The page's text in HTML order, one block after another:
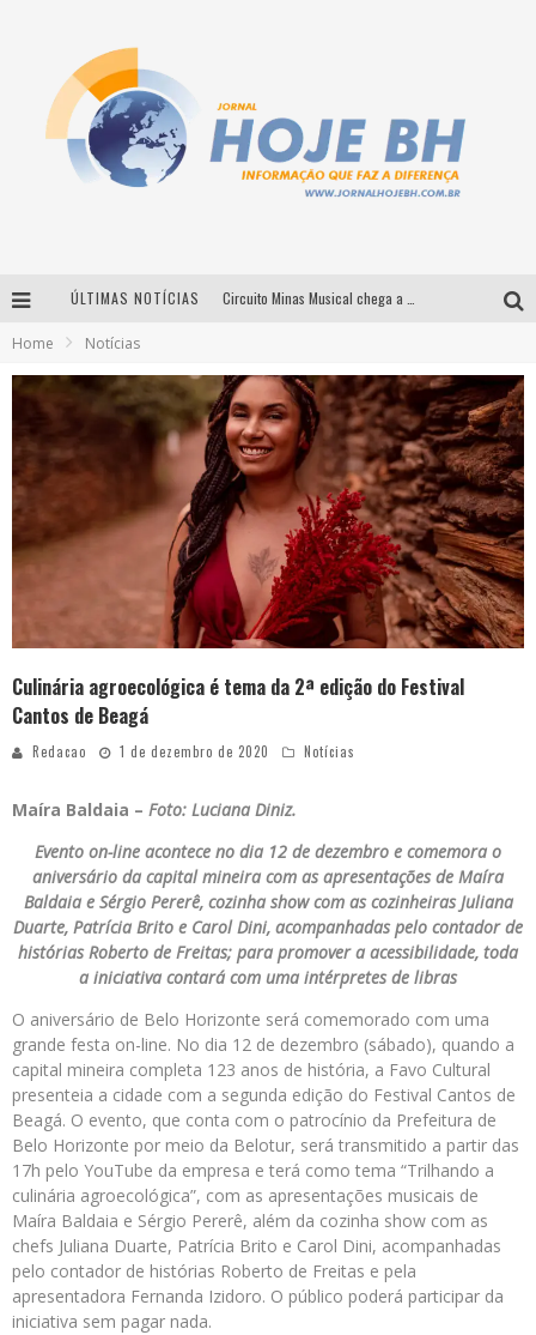
ÚLTIMAS NOTÍCIAS
Simone celebra a força feminina e sua trajetória histórica na MPB em novo show “Que mulher é essa!?” em Belo Horizonte
Milton Guedes traz turnê “Milton Canta Lulu” a Belo Horizonte
Home Notícias
Culinária agroecológica é tema da 2ª edição do Festival
Cantos de Beagá
Redacao 1 de dezembro de 2020 Notícias
Maíra Baldaia – Foto: Luciana Diniz.
Evento on-line acontece no dia 12 de dezembro e comemora o
aniversário da capital mineira com as apresentações de Maíra
Baldaia e Sérgio Pererê, cozinha show com as cozinheiras Juliana
Duarte, Patrícia Brito e Carol Dini, acompanhadas pelo contador de
histórias Roberto de Freitas; para promover a acessibilidade, toda
a iniciativa contará com uma intérpretes de libras
O aniversário de Belo Horizonte será comemorado com uma
grande festa on-line. No dia 12 de dezembro (sábado), quando a
capital mineira completa 123 anos de história, a Favo Cultural
presenteia a cidade com a segunda edição do Festival Cantos de
Beagá. O evento, que conta com o patrocínio da Prefeitura de
Belo Horizonte por meio da Belotur, será transmitido a partir das
17h pelo YouTube da empresa e terá como tema “Trilhando a
culinária agroecológica”, com as apresentações musicais de
Maíra Baldaia e Sérgio Pererê, além da cozinha show com as
chefs Juliana Duarte, Patrícia Brito e Carol Dini, acompanhadas
pelo contador de histórias Roberto de Freitas e pela
apresentadora Fernanda Izidoro. O público poderá participar da
iniciativa sem pagar nada.